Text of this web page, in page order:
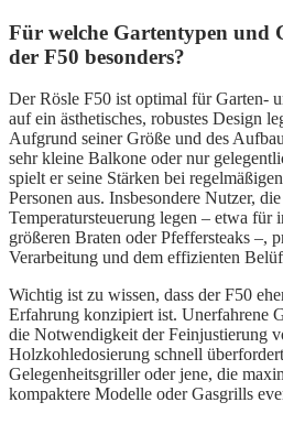
Für welche Gartentypen und
der F50 besonders?
Der Rösle F50 ist optimal für Garten-
auf ein ästhetisches, robustes Design
Aufgrund seiner Größe und des
sehr kleine Balkone oder nur
spielt er seine Stärken bei
Personen aus. Insbesondere Nutzer,
Temperatursteuerung legen – etwa für
größeren Braten oder Pfeffersteaks –,
Verarbeitung und dem effizienten
Wichtig ist zu wissen, dass der F50
Erfahrung konzipiert ist. Unerfahrene
die Notwendigkeit der Feinjustierung
Holzkohledosierung schnell
Gelegenheitsgriller oder jene, die
kompaktere Modelle oder Gasgrills